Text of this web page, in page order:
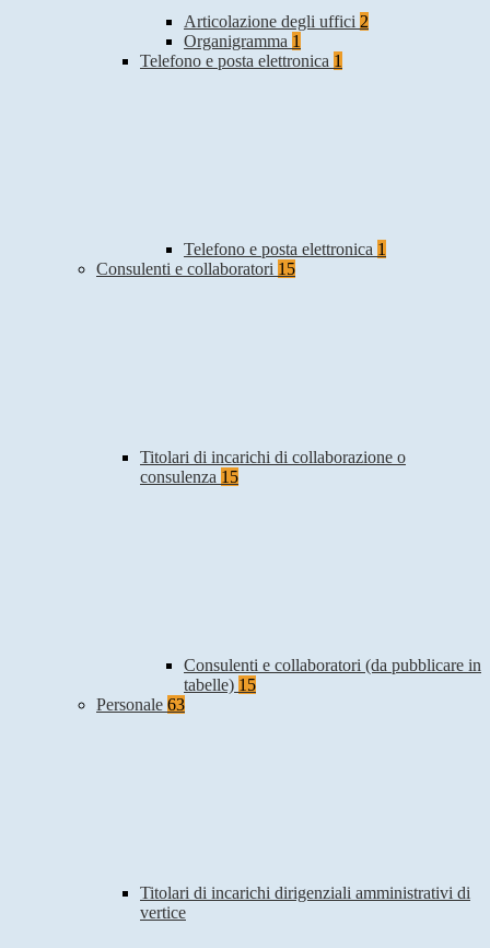
Articolazione degli uffici 2
Organigramma 1
Telefono e posta elettronica 1
Telefono e posta elettronica 1
Consulenti e collaboratori 15
Titolari di incarichi di collaborazione o
consulenza 15
Consulenti e collaboratori (da pubblicare in
tabelle) 15
Personale 63
Titolari di incarichi dirigenziali amministrativi di
vertice